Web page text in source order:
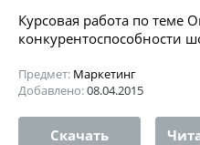
Курсовая работа по теме
конкурентоспособности
Предмет: Маркетинг
Добавлено:08.04.2015
Скачать